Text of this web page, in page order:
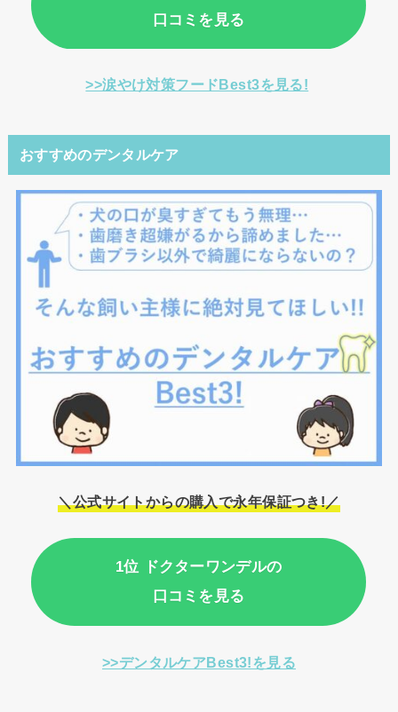
口コミを見る
>>涙やけ対策フードBest3を見る!
おすすめのデンタルケア
＼公式サイトからの購入で永年保証つき!／
1位 ドクターワンデルの
口コミを見る
>>デンタルケアBest3!を見る